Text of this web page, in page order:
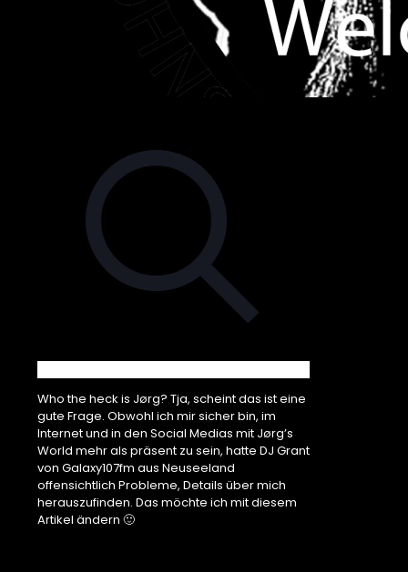
Who the heck is Jørg? Tja, scheint das ist eine
gute Frage. Obwohl ich mir sicher bin, im
Internet und in den Social Medias mit Jørg’s
World mehr als präsent zu sein, hatte DJ Grant
von Galaxy107fm aus Neuseeland
offensichtlich Probleme, Details über mich
herauszufinden. Das möchte ich mit diesem
Artikel ändern 🙂